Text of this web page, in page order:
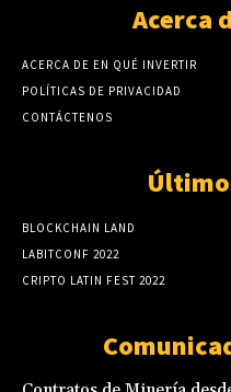
Acerca
ACERCA DE EN QUÉ INVERTIR
POLÍTICAS DE PRIVACIDAD
CONTÁCTENOS
BLOCKCHAIN LAND
LABITCONF 2022
CRIPTO LATIN FEST 2022